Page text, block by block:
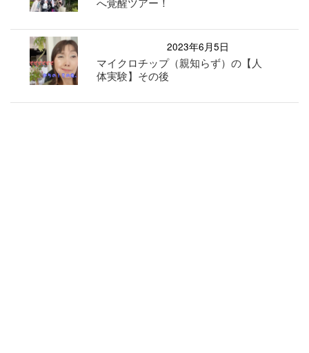
2023年6月5日
マイクロチップ（親知らず）の【人
体実験】その後